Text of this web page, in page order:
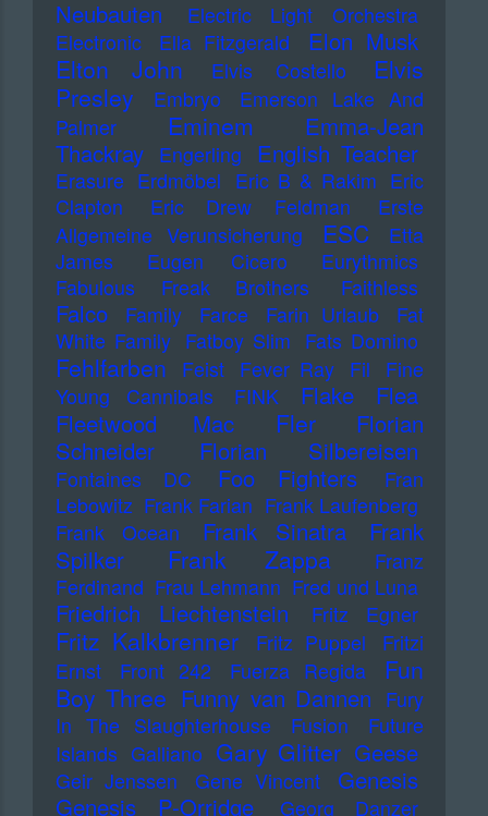
Neubauten
Electric Light Orchestra
Electronic
Ella Fitzgerald Elon Musk
Elton John Elvis Costello
Elvis
Presley
Embryo
Emerson Lake And
Palmer
Eminem
Emma-Jean
Thackray
Engerling English Teacher
Erasure Erdmöbel Eric B & Rakim Eric
Clapton
Eric Drew Feldman
Erste
Allgemeine Verunsicherung
ESC
Etta
James
Eugen Cicero
Eurythmics
Fabulous Freak Brothers
Faithless
Falco Family Farce Farin Urlaub
Fat
White Family Fatboy Slim Fats Domino
Fehlfarben Feist Fever Ray Fil
Fine
Young Cannibals
FINK Flake
Flea
Fleetwood Mac
Fler
Florian
Schneider
Florian Silbereisen
Fontaines DC Foo Fighters
Fran
Lebowitz Frank Farian Frank Laufenberg
Frank Ocean
Frank Sinatra
Frank
Spilker
Frank Zappa
Franz
Ferdinand Frau Lehmann Fred und Luna
Friedrich Liechtenstein Fritz Egner
Fritz Kalkbrenner Fritz Puppel
Fritzi
Ernst
Front 242 Fuerza Regida
Fun
Boy Three Funny van Dannen Fury
In The Slaughterhouse
Fusion
Future
Islands Galliano Gary Glitter Geese
Geir Jenssen Gene Vincent
Genesis
Genesis P-Orridge
Georg Danzer